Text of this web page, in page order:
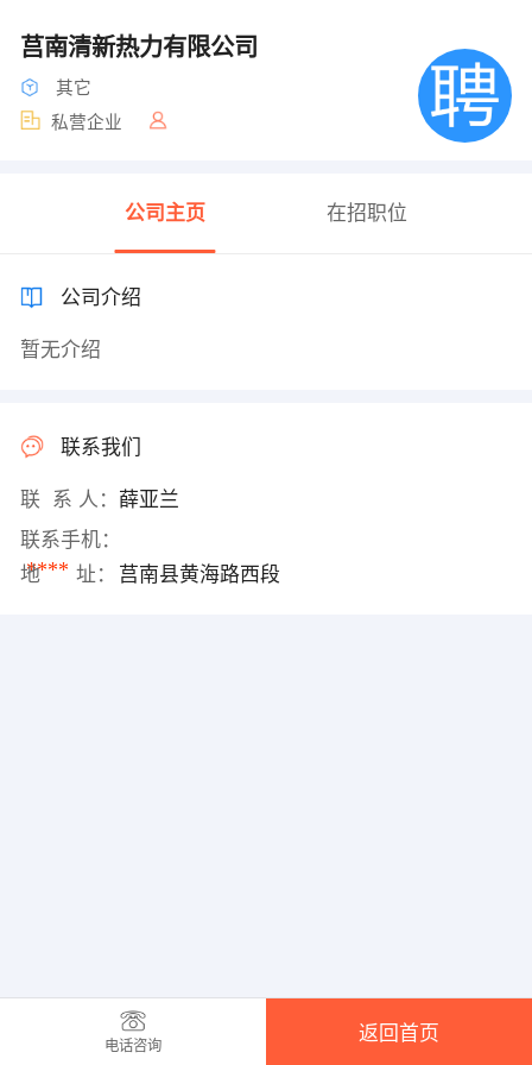
莒南清新热力有限公司
其它
私营企业
公司主页 在招职位
公司介绍
暂无介绍
联系我们
联 系 人： 薛亚兰
联系手机：
****
地 址： 莒南县黄海路西段
电话咨询
返回首页